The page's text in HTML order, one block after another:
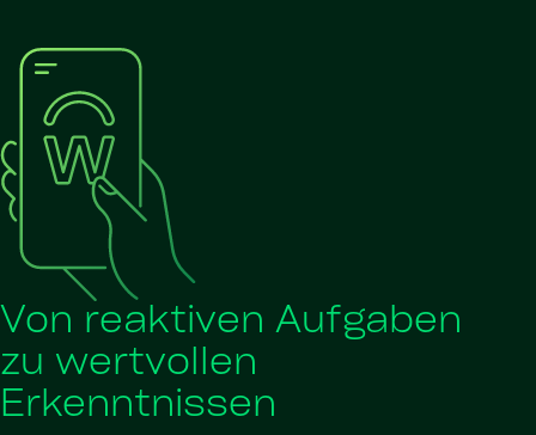
Von reaktiven Aufgaben
zu wertvollen
Erkenntnissen